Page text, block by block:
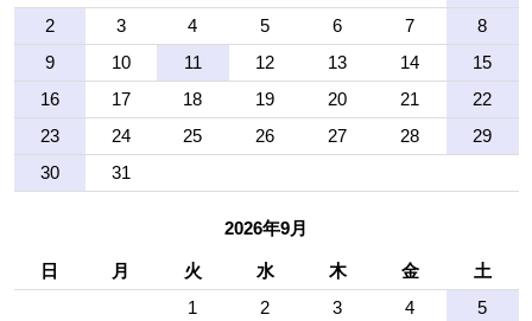
2
3 4 5 6 7
8
9
10 11 12 13 14
15
16
17 18 19 20 21
22
23
24 25 26 27 28
29
30
31
2026年9月
日 月 火 水 木 金
土
1
2 3 4
5